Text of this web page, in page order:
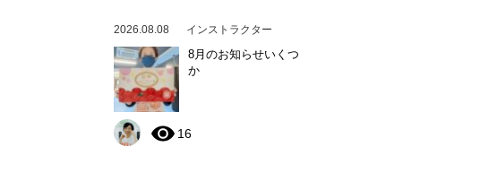
2026.08.08 インストラクター
8月のお知らせいくつ
か
16